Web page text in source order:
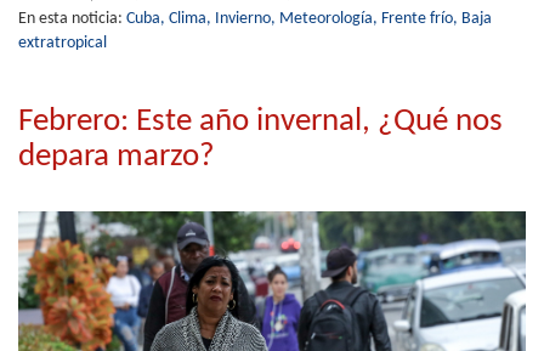
En esta noticia: Cuba, Clima, Invierno, Meteorología, Frente frío, Baja
extratropical
Febrero: Este año invernal, ¿Qué nos
depara marzo?